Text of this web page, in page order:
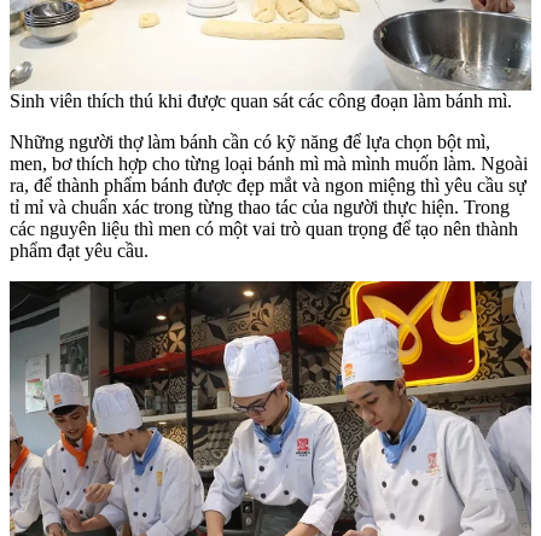
Sinh viên thích thú khi được quan sát các công đoạn làm bánh mì.
Những người thợ làm bánh cần có kỹ năng để lựa chọn bột mì,
men, bơ thích hợp cho từng loại bánh mì mà mình muốn làm. Ngoài
ra, để thành phẩm bánh được đẹp mắt và ngon miệng thì yêu cầu sự
tỉ mỉ và chuẩn xác trong từng thao tác của người thực hiện. Trong
các nguyên liệu thì men có một vai trò quan trọng để tạo nên thành
phẩm đạt yêu cầu.